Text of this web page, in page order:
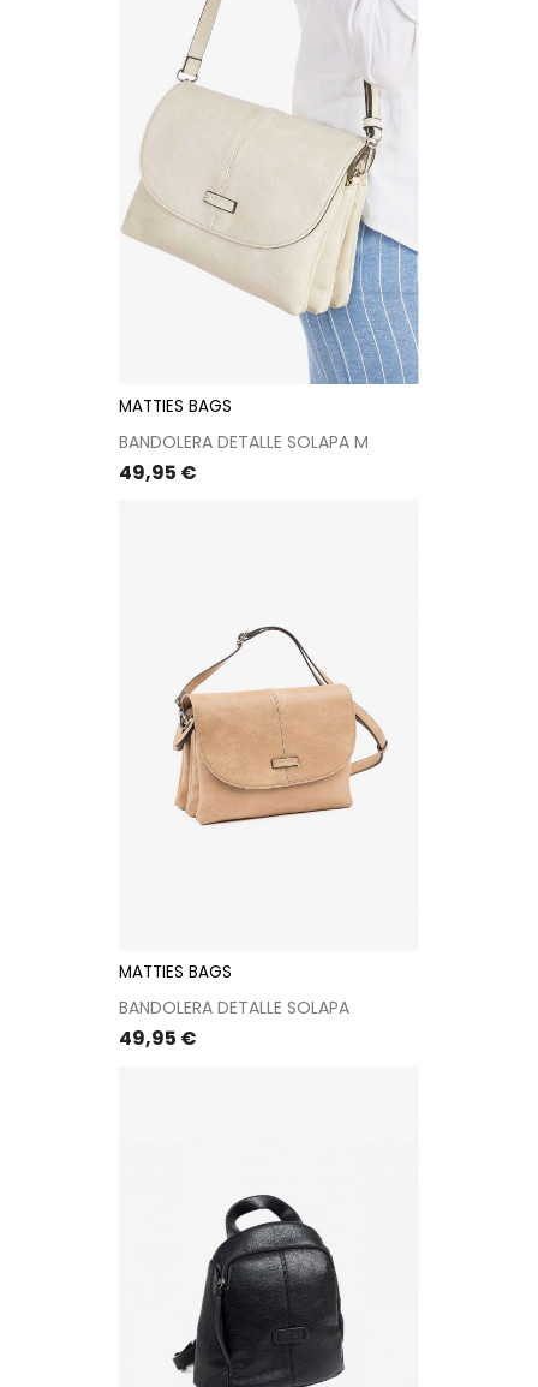
MATTIES BAGS
BANDOLERA DETALLE SOLAPA M
Precio
49,95 €
MATTIES BAGS
BANDOLERA DETALLE SOLAPA
Precio
49,95 €